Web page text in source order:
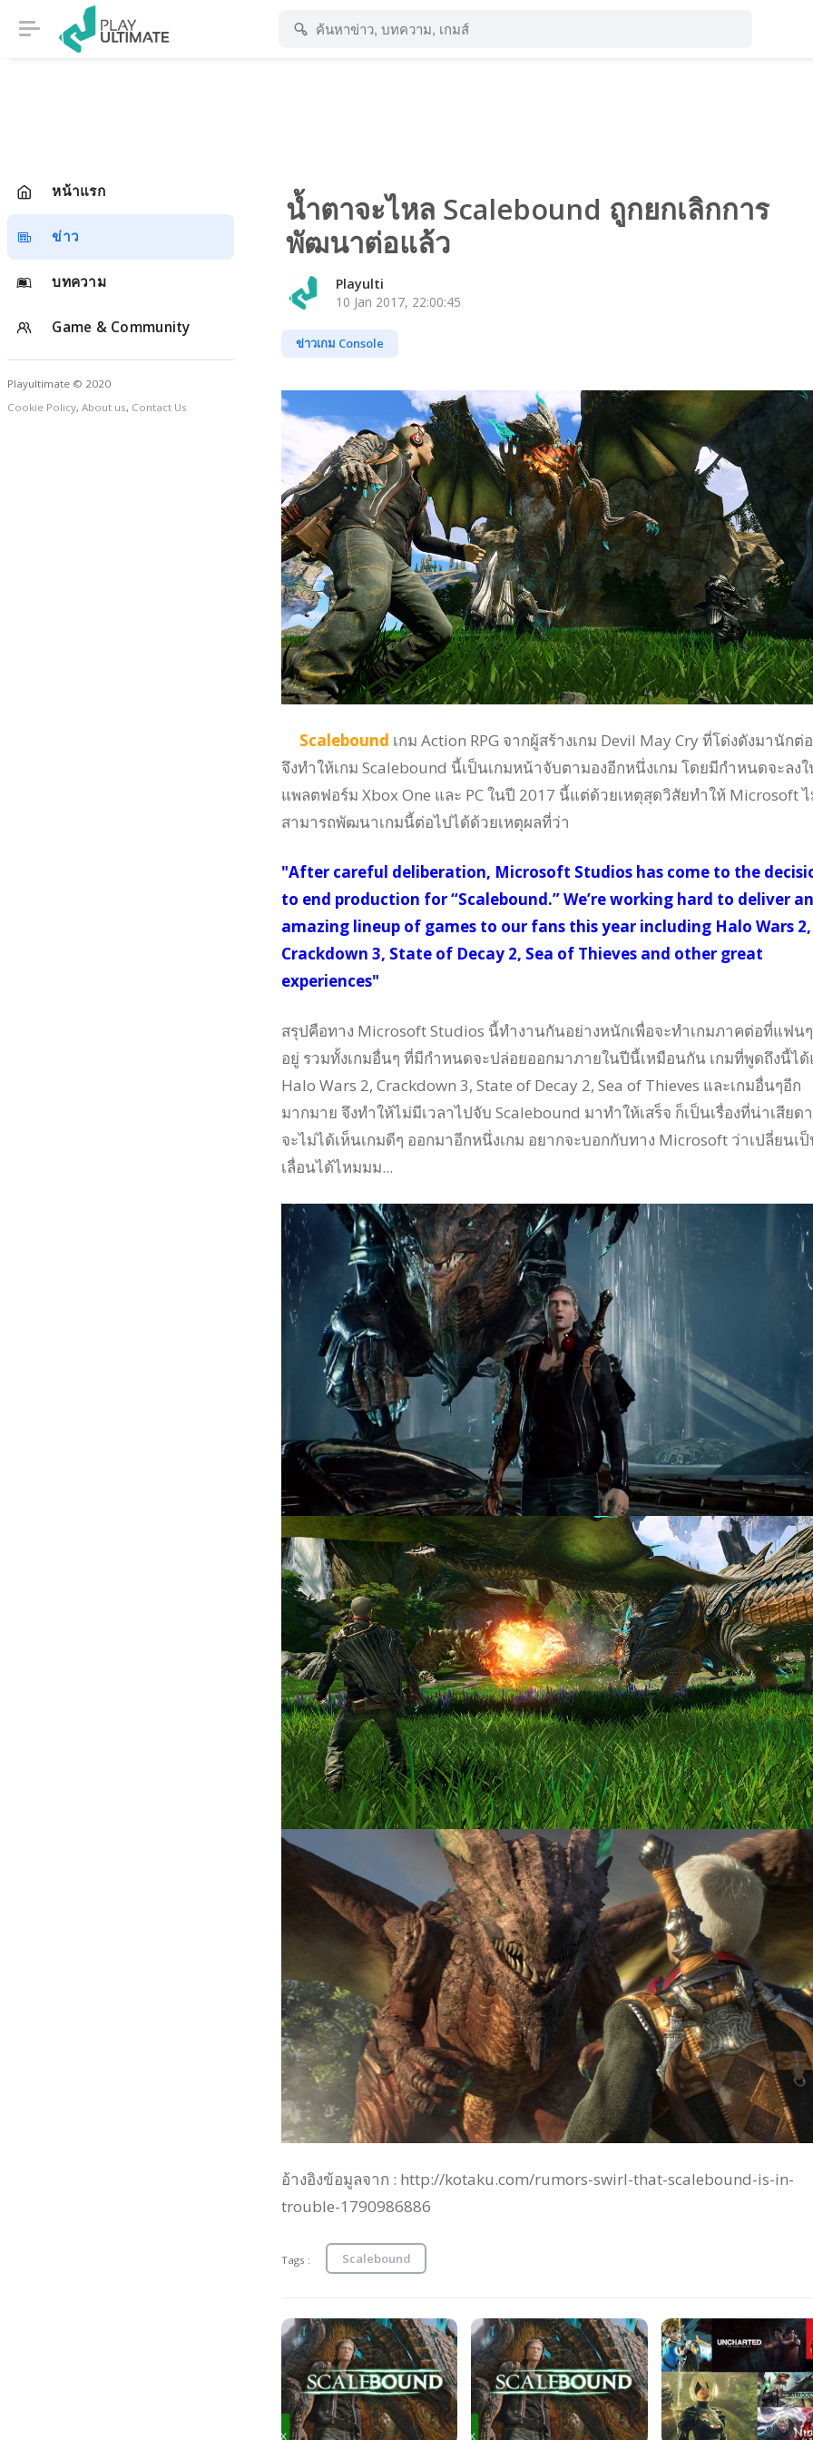
หน้าแรก
ข่าว
บทความ
Game & Community
Playultimate © 2020
Cookie Policy, About us, Contact Us
น้ำตาจะไหล Scalebound ถูกยกเลิกการ
พัฒนาต่อแล้ว
Playulti
10 Jan 2017, 22:00:45
ข่าวเกม Console
Scalebound เกม Action RPG จากผู้สร้างเกม Devil May Cry ที่โด่งดังมานักต่
จึงทำให้เกม Scalebound นี้เป็นเกมหน้าจับตามองอีกหนึ่งเกม โดยมีกำหนดจะลงใ
แพลตฟอร์ม Xbox One และ PC ในปี 2017 นี้แต่ด้วยเหตุสุดวิสัยทำให้ Microsoft
สามารถพัฒนาเกมนี้ต่อไปได้ด้วยเหตุผลที่ว่า
"After careful deliberation, Microsoft Studios has come to the
to end production for “Scalebound.” We’re working hard to deliver an
amazing lineup of games to our fans this year including Halo Wars 2,
Crackdown 3, State of Decay 2, Sea of Thieves and other great
experiences"
สรุปคือทาง Microsoft Studios นี้ทำงานกันอย่างหนักเพื่อจะทำเกมภาคต่อที่แฟน
อยู่ รวมทั้งเกมอื่นๆ ที่มีกำหนดจะปล่อยออกมาภายในปีนี้เหมือนกัน เกมที่พูดถึงนี้ได้
Halo Wars 2, Crackdown 3, State of Decay 2, Sea of Thieves และเกมอื่นๆอีก
มากมาย จึงทำให้ไม่มีเวลาไปจับ Scalebound มาทำให้เสร็จ ก็เป็นเรื่องที่น่าเสียด
จะไม่ได้เห็นเกมดีๆ ออกมาอีกหนึ่งเกม อยากจะบอกกับทาง Microsoft ว่าเปลี่ยนเ
เลื่อนได้ไหมมม...
อ้างอิงข้อมูลจาก : http://kotaku.com/rumors-swirl-that-scalebound-is-in-
trouble-1790986886
Tags : Scalebound